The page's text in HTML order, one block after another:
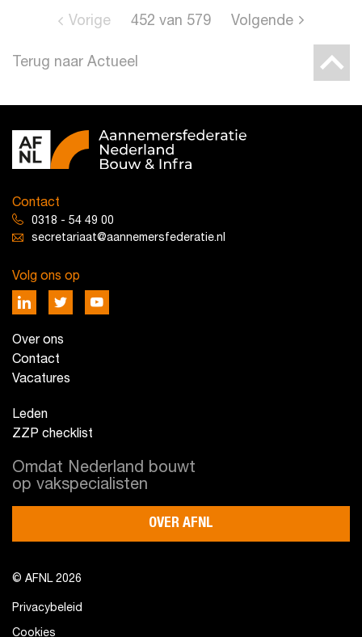
Terug naar Actueel
Vorige 452 van 579 Volgende
Contact
0318 - 54 49 00
secretariaat@aannemersfederatie.nl
Volg ons op
Over ons
Contact
Vacatures
Leden
ZZP checklist
Omdat Nederland bouwt
op vakspecialisten
OVER AFNL
© AFNL 2026
Privacybeleid
Cookies